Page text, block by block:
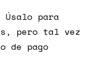
Úsalo para
pero tal vez
de pago